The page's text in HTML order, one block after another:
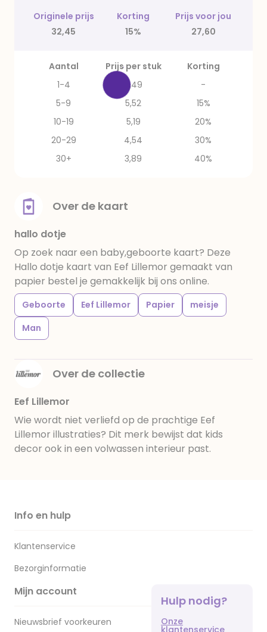
Originele prijs Korting
Prijs voor jou
32,45
15% 27,60
Aantal Prijs per stuk
Korting
1-4
6,49
-
5-9
5,52
15%
10-19
5,19
20%
20-29
4,54
30%
30+
3,89 40%
Over de kaart
hallo dotje
Op zoek naar een baby,geboorte kaart? Deze
Hallo dotje kaart van Eef Lillemor gemaakt van
papier bestel je gemakkelijk bij ons online.
Geboorte Eef Lillemor Papier
meisje
Man
Over de collectie
Eef Lillemor
Wie wordt niet verliefd op de prachtige Eef
Lillemor illustraties? Dit merk bewijst dat kids
decor ook in een volwassen interieur past.
Info en hulp
Klantenservice
Bezorginformatie
Mijn account
Nieuwsbrief voorkeuren
Hulp nodig?
Onze
klantenservice